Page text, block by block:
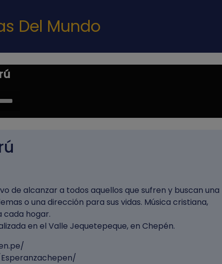
Del Mundo
de alcanzar a todos aquellos que sufren y buscan una
o una dirección para sus vidas. Música cristiana,
cada hogar.
en el Valle Jequetepeque, en Chepén.